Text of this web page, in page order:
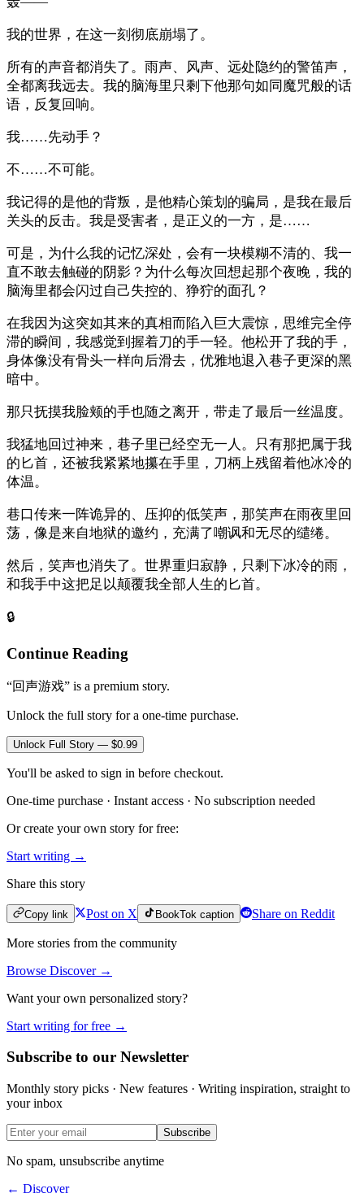
我的世界，在这一刻彻底崩塌了。
所有的声音都消失了。雨声、风声、远处隐约的警笛声，
全都离我远去。我的脑海里只剩下他那句如同魔咒般的话
语，反复回响。
我……先动手？
不……不可能。
我记得的是他的背叛，是他精心策划的骗局，是我在最后
关头的反击。我是受害者，是正义的一方，是……
可是，为什么我的记忆深处，会有一块模糊不清的、我一
直不敢去触碰的阴影？为什么每次回想起那个夜晚，我的
脑海里都会闪过自己失控的、狰狞的面孔？
在我因为这突如其来的真相而陷入巨大震惊，思维完全停
滞的瞬间，我感觉到握着刀的手一轻。他松开了我的手，
身体像没有骨头一样向后滑去，优雅地退入巷子更深的黑
暗中。
那只抚摸我脸颊的手也随之离开，带走了最后一丝温度。
我猛地回过神来，巷子里已经空无一人。只有那把属于我
的匕首，还被我紧紧地攥在手里，刀柄上残留着他冰冷的
体温。
巷口传来一阵诡异的、压抑的低笑声，那笑声在雨夜里回
荡，像是来自地狱的邀约，充满了嘲讽和无尽的缱绻。
然后，笑声也消失了。世界重归寂静，只剩下冰冷的雨，
和我手中这把足以颠覆我全部人生的匕首。
🔒
Continue Reading
“回声游戏” is a premium story.
Unlock the full story for a one-time purchase.
Unlock Full Story — $0.99
You'll be asked to sign in before checkout.
One-time purchase · Instant access · No subscription needed
Or create your own story for free:
Start writing →
Share this story
Copy link Post on X BookTok caption Share on Reddit
More stories from the community
Browse Discover →
Want your own personalized story?
Start writing for free →
Subscribe to our Newsletter
Monthly story picks · New features · Writing inspiration, straight to
your inbox
Subscribe
No spam, unsubscribe anytime
← Discover